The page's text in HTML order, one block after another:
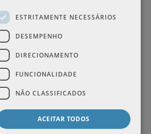
ESTRITAMENTE NECESSÁRIOS
DESEMPENHO
DIRECIONAMENTO
FUNCIONALIDADE
NÃO CLASSIFICADOS
ACEITAR TODOS